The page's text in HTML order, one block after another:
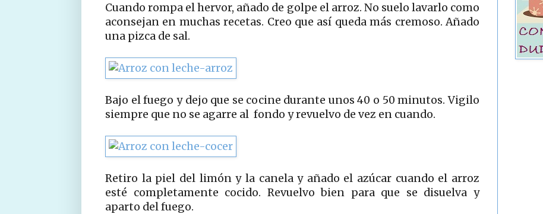
Cuando rompa el hervor, añado de golpe el arroz. No suelo lavarlo como
aconsejan en muchas recetas. Creo que así queda más cremoso. Añado
una pizca de sal.
Bajo el fuego y dejo que se cocine durante unos 40 o 50 minutos. Vigilo
siempre que no se agarre al fondo y revuelvo de vez en cuando.
Retiro la piel del limón y la canela y añado el azúcar cuando el arroz
esté completamente cocido. Revuelvo bien para que se disuelva y
aparto del fuego.